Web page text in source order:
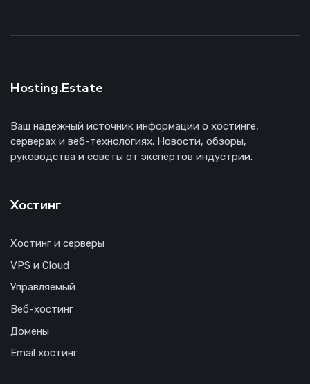
Hosting.Estate
Ваш надежный источник информации о хостинге,
серверах и веб-технологиях. Новости, обзоры,
руководства и советы от экспертов индустрии.
Хостинг
Хостинг и серверы
VPS и Cloud
Управляемый
Веб-хостинг
Домены
Email хостинг